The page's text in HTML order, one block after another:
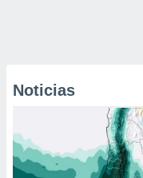
Noticias